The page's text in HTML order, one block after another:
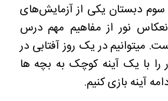
سوم دبستان یکی از آزمایش‌های
نور از مفاهیم مهم درس
میتوانیم در یک روز آفتابی در
را با یک آینه کوچک به بچه ها
آینه بازی کنیم.